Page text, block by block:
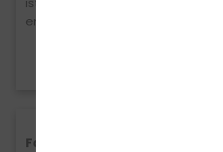
empfehlen
Nell
Fahrschule